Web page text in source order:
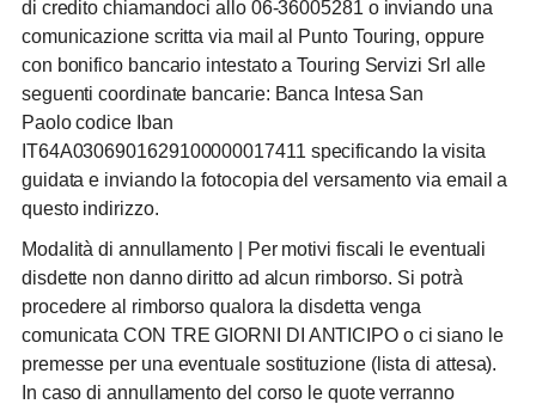
di credito chiamandoci allo 06-36005281 o inviando una
comunicazione scritta via mail al Punto Touring, oppure
con bonifico bancario intestato a Touring Servizi Srl alle
seguenti coordinate bancarie: Banca Intesa San
Paolocodice Iban
IT64A0306901629100000017411 specificando la visita
guidata e inviando la fotocopia del versamento via email a
questo indirizzo.
Modalità di annullamento | Per motivi fiscali le eventuali
disdette non danno diritto ad alcun rimborso. Si potrà
procedere al rimborso qualora la disdetta venga
comunicata CON TRE GIORNI DI ANTICIPO o ci siano le
premesse per una eventuale sostituzione (lista di attesa).
In caso di annullamento del corso le quote verranno